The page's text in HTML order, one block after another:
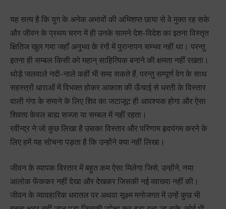
यह सत्य है कि युग के अनेक अभावों की अभिशप्त छाया से वे मुक्त रह सके
और जीवन के प्रथम चरण में ही उनके सामने देश-विदेश का इतना विस्तृत
क्षितिज खुल गया जहाँ अनुभव के रंगों में पुरानापन सम्भव नहीं था। परन्तु
इतना ही सम्बल किसी को महान् साहित्यिक बनाने की क्षमता नहीं रखता।
थोड़े जलवाले नदी-नाले कहीं भी समा सकते हैं, परन्तु सम्पूर्ण वेग के साथ
सहस्त्रों धाराओं में विभक्त होकर आकाश की ऊँचाई से धरती के विस्तार
वाली गंगा के समाने के लिए शिव का जटाजूट ही आवश्यक होगा और ऐसा
शिवत्व केवल बाह्य सज्जा या सम्बल में नहीं रहता।
रवीन्द्र ने जो कुछ लिखा है उसका विस्तार और परिणाम हृदयंगम करने के
लिए हमें यह सोचना पड़ता है कि उन्होंने क्या नहीं लिखा।
जीवन के व्यापक विस्तार में बहुत कम ऐसा मिलेगा जिसे, उन्होंने, नया
आलोक फेंककर नहीं देखा और देखकर जिसकी नई व्याख्या नहीं की।
जीवन के व्यावहारिक धरातल पर अथवा सूक्ष्म मनोजगत में उन्हें कुछ भी